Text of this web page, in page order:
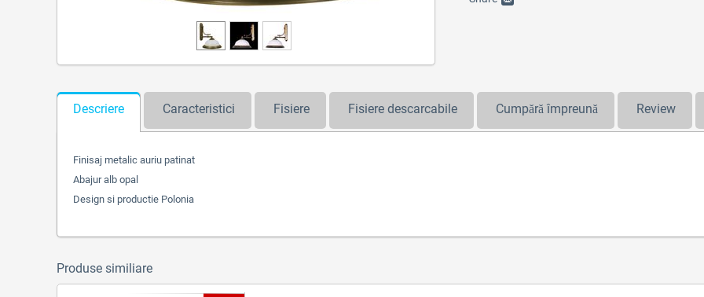
Descriere Caracteristici Fisiere Fisiere descarcabile Cumpără împreună Review
Finisaj metalic auriu patinat
Abajur alb opal
Design si productie Polonia
Produse similiare